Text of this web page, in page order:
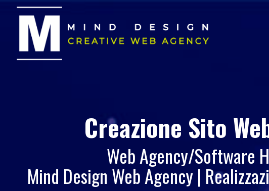
Creazione Sito
Web Agency/Software
Mind Design Web Agency |